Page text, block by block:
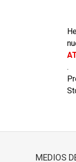
.
MEDIOS